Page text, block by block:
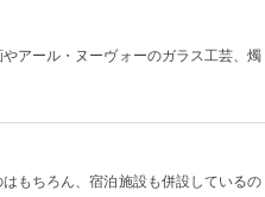
アール・ヌーヴォーのガラス工芸、燭
もちろん、宿泊施設も併設しているの